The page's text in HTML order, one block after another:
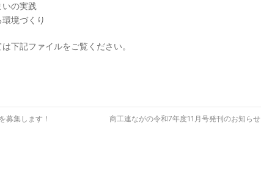
の実践
境づくり
下記ファイルをご覧ください。
募集します！ 商工連ながの令和7年度11月号発刊のお知らせ